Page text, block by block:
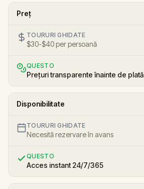
Preț
TOURURI GHIDATE
$30-$40 per persoană
QUESTO
Prețuri transparente înainte de plată
Disponibilitate
TOURURI GHIDATE
Necesită rezervare în avans
QUESTO
Acces instant 24/7/365